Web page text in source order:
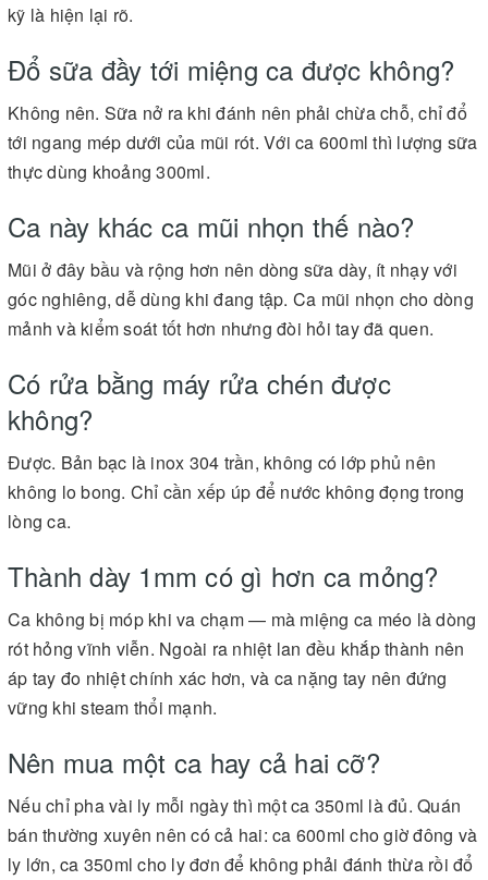
kỹ là hiện lại rõ.
Đổ sữa đầy tới miệng ca được không?
Không nên. Sữa nở ra khi đánh nên phải chừa chỗ, chỉ đổ
tới ngang mép dưới của mũi rót. Với ca 600ml thì lượng sữa
thực dùng khoảng 300ml.
Ca này khác ca mũi nhọn thế nào?
Mũi ở đây bầu và rộng hơn nên dòng sữa dày, ít nhạy với
góc nghiêng, dễ dùng khi đang tập. Ca mũi nhọn cho dòng
mảnh và kiểm soát tốt hơn nhưng đòi hỏi tay đã quen.
Có rửa bằng máy rửa chén được
không?
Được. Bản bạc là inox 304 trần, không có lớp phủ nên
không lo bong. Chỉ cần xếp úp để nước không đọng trong
lòng ca.
Thành dày 1mm có gì hơn ca mỏng?
Ca không bị móp khi va chạm — mà miệng ca méo là dòng
rót hỏng vĩnh viễn. Ngoài ra nhiệt lan đều khắp thành nên
áp tay đo nhiệt chính xác hơn, và ca nặng tay nên đứng
vững khi steam thổi mạnh.
Nên mua một ca hay cả hai cỡ?
Nếu chỉ pha vài ly mỗi ngày thì một ca 350ml là đủ. Quán
bán thường xuyên nên có cả hai: ca 600ml cho giờ đông và
ly lớn, ca 350ml cho ly đơn để không phải đánh thừa rồi đổ